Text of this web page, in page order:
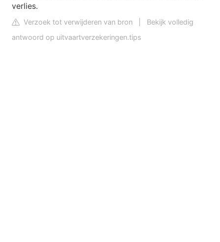
verlies.
Verzoek tot verwijderen van bron
Bekijk volledig
antwoord op uitvaartverzekeringen.tips